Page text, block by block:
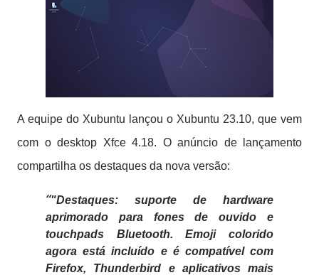
A equipe do Xubuntu lançou o Xubuntu 23.10, que vem
com o desktop Xfce 4.18. O anúncio de lançamento
compartilha os destaques da nova versão:
"Destaques: suporte de hardware
aprimorado para fones de ouvido e
touchpads Bluetooth. Emoji colorido
agora está incluído e é compatível com
Firefox, Thunderbird e aplicativos mais